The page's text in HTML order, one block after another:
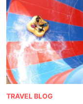
TRAVEL BLOG